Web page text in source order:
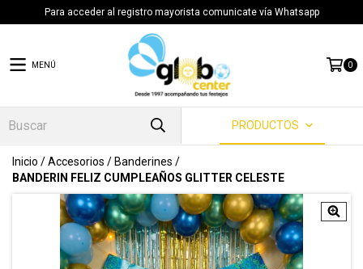
Para acceder al registro mayorista comunicate vía Whatsapp
MENÚ 0
PRODUCTOS
Inicio /Accesorios / Banderines /
BANDERIN FELIZ CUMPLEAÑOS GLITTER CELESTE